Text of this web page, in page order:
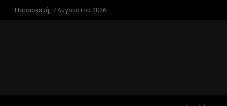
Παρασκευή, 7 Αυγούστου 2026